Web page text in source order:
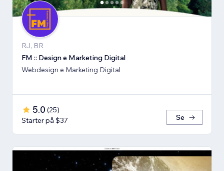
RJ, BR
FM :: Design e Marketing Digital
Webdesign e Marketing Digital
5.0 (25)
Starter på $37
Se